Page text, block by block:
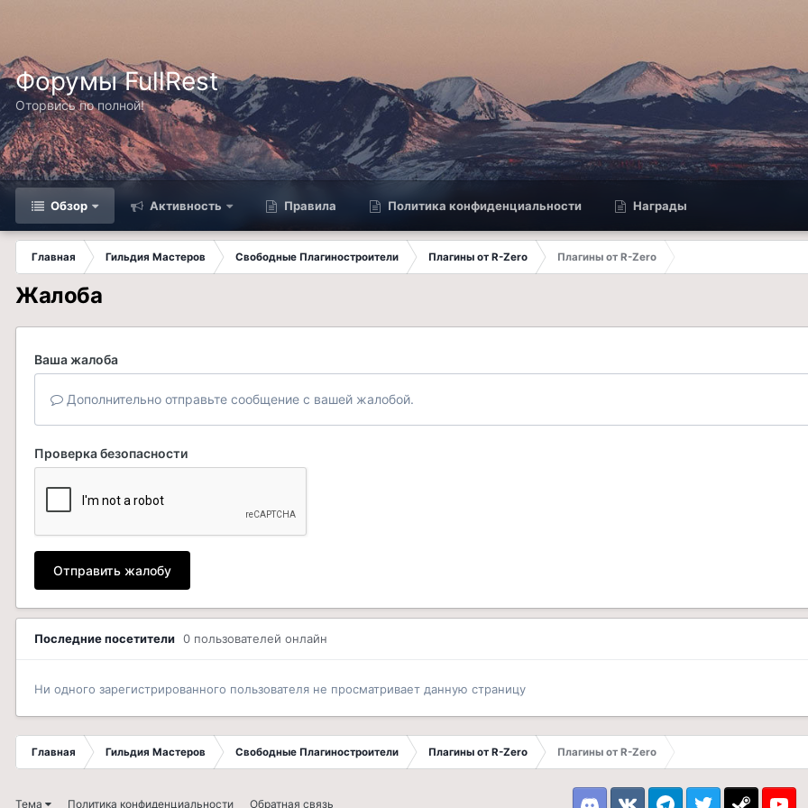
Форумы FullRest
Оторвись по полной!
Обзор Активность Правила Политика конфиденциальности Награды
Главная Гильдия Мастеров Свободные Плагиностроители Плагины от R-Zero
Плагины от R-Zero
Жалоба
Ваша жалоба
Дополнительно отправьте сообщение с вашей жалобой.
Проверка безопасности
Отправить жалобу
Последние посетители 0 пользователей онлайн
Ни одного зарегистрированного пользователя не просматривает данную страницу
Главная Гильдия Мастеров Свободные Плагиностроители Плагины от R-Zero Плагины от R-Zero
Тема Политика конфиденциальности Обратная связь